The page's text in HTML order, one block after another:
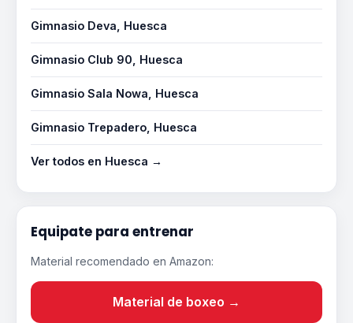
Gimnasio Deva, Huesca
Gimnasio Club 90, Huesca
Gimnasio Sala Nowa, Huesca
Gimnasio Trepadero, Huesca
Ver todos en Huesca →
Equipate para entrenar
Material recomendado en Amazon:
Material de boxeo →